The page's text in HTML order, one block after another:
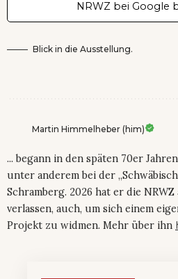
NRWZ bei Google
Blick in die Ausstellung.
Martin Himmelheber (him)
... begann in den späten 70er
unter anderem bei der
Schramberg. 2026 hat er die
verlassen, auch, um sich einem
Projekt zu widmen. Mehr über ihn